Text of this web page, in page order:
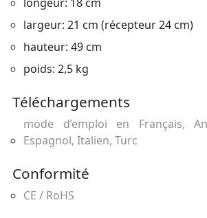
longeur: 18 cm
largeur: 21 cm (récepteur 24 cm)
hauteur: 49 cm
poids: 2,5 kg
Téléchargements
mode d’emploi en Français,
Espagnol, Italien, Turc
Conformité
CE / RoHS